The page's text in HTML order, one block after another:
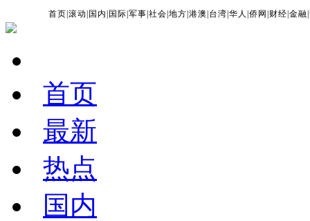
首页 |滚动 国内 国际 |军事 |社会 |地方 |港澳 台湾 |华人 |侨网 财经 |金融 |
首页
最新
热点
国内